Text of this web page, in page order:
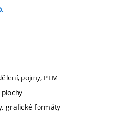
pojmy, PLM
grafické formáty